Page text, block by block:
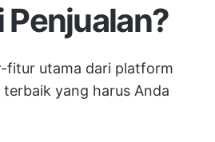
fitur utama dari platform
yang harus Anda